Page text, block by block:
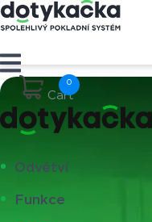
Cart
Odvětví
Funkce